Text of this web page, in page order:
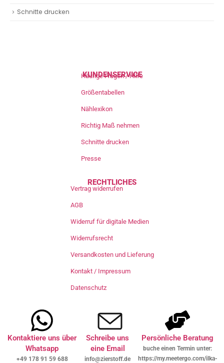
Schnitte drucken
KUNDENSERVICE
Häufige Fragen / Hilfe
Größentabellen
Nählexikon
Richtig Maß nehmen
Schnitte drucken
Presse
RECHTLICHES
Vertrag widerrufen
AGB
Widerruf für digitale Medien
Widerrufsrecht
Versandkosten und Lieferung
Kontakt / Impressum
Datenschutz
Kontaktiere uns über
Whatsapp
+49 178 91 59 688
Schreibe uns
eine Email
info@zierstoff.de
Persönliche Beratung
buche einen Termin unter:
https://my.meetergo.com/ilka-